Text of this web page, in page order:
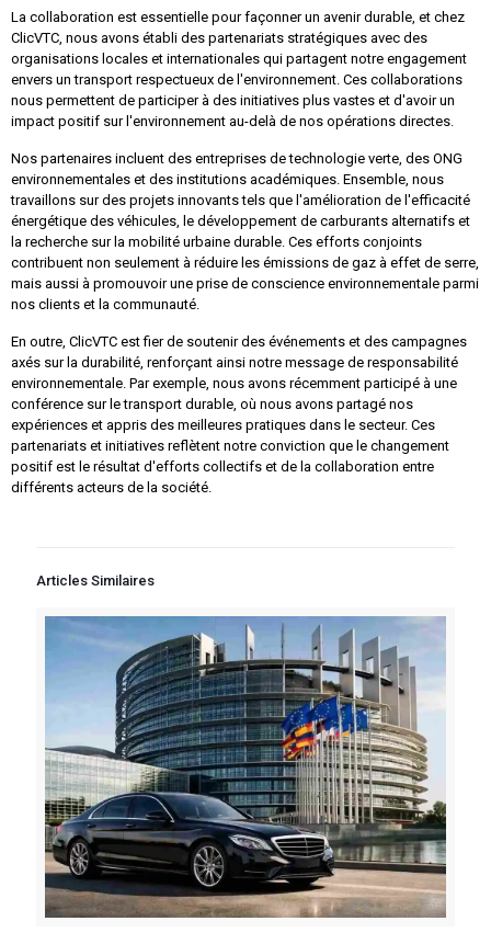
La collaboration est essentielle pour façonner un avenir durable, et chez
ClicVTC, nous avons établi des partenariats stratégiques avec des
organisations locales et internationales qui partagent notre engagement
envers un transport respectueux de l'environnement. Ces collaborations
nous permettent de participer à des initiatives plus vastes et d'avoir un
impact positif sur l'environnement au-delà de nos opérations directes.
Nos partenaires incluent des entreprises de technologie verte, des ONG
environnementales et des institutions académiques. Ensemble, nous
travaillons sur des projets innovants tels que l'amélioration de l'efficacité
énergétique des véhicules, le développement de carburants alternatifs et
la recherche sur la mobilité urbaine durable. Ces efforts conjoints
contribuent non seulement à réduire les émissions de gaz à effet de serre,
mais aussi à promouvoir une prise de conscience environnementale parmi
nos clients et la communauté.
En outre, ClicVTC est fier de soutenir des événements et des campagnes
axés sur la durabilité, renforçant ainsi notre message de responsabilité
environnementale. Par exemple, nous avons récemment participé à une
conférence sur le transport durable, où nous avons partagé nos
expériences et appris des meilleures pratiques dans le secteur. Ces
partenariats et initiatives reflètent notre conviction que le changement
positif est le résultat d'efforts collectifs et de la collaboration entre
différents acteurs de la société.
Articles Similaires